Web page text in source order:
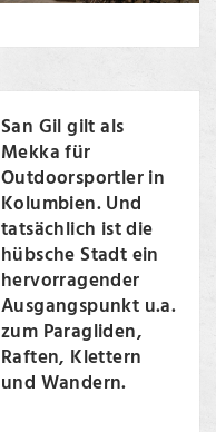
San Gil gilt als
Mekka für
Outdoorsportler in
Kolumbien. Und
tatsächlich ist die
hübsche Stadt ein
hervorragender
Ausgangspunkt u.a.
zum Paragliden,
Raften, Klettern
und Wandern.